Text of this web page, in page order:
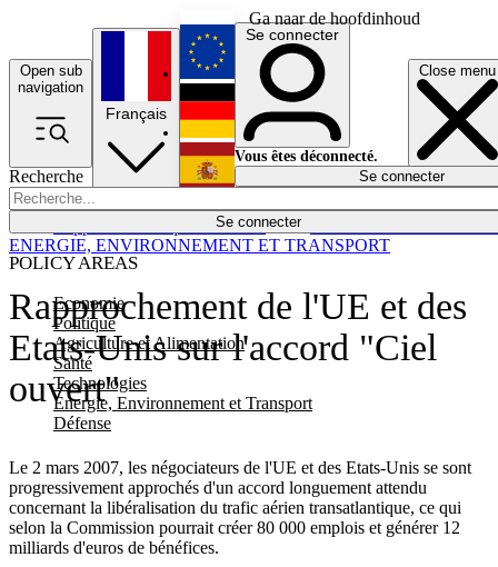
Ga naar de hoofdinhoud
Open sub
navigation
Close menu
Recherche
Se connecter
POLICY AREAS
Economie
Politique
Agriculture et Alimentation
Santé
Technologies
Energie, Environnement et Transport
Défense
Économie
Français
English
Deutsch
Español
Se connecter
Vous êtes déconnecté.
Se connecter
Rapprochement de l'UE et des
Etats-Unis sur l'accord "Ciel
ouvert"
Le 2 mars 2007, les négociateurs de l'UE et des Etats-Unis se sont
progressivement approchés d'un accord longuement attendu
concernant la libéralisation du trafic aérien transatlantique, ce qui
selon la Commission pourrait créer 80 000 emplois et générer 12
milliards d'euros de bénéfices.
ENERGIE, ENVIRONNEMENT ET TRANSPORT